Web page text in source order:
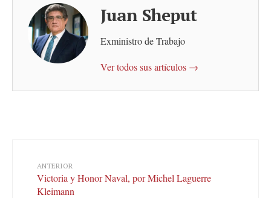
Juan Sheput
Exministro de Trabajo
Ver todos sus artículos →
ANTERIOR
Victoria y Honor Naval, por Michel Laguerre
Kleimann